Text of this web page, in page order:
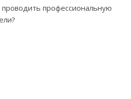
профессиональную